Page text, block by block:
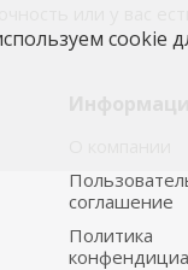
или у вас
соглашение
Политика
cookie